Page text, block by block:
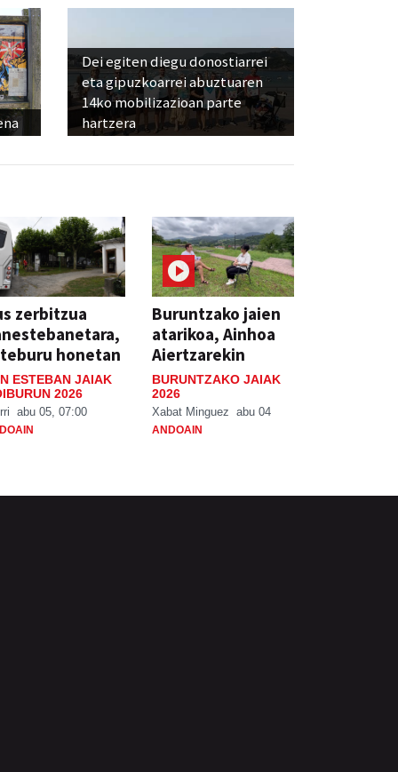
Dei egiten diegu donostiarrei
eta gipuzkoarrei abuztuaren
14ko mobilizazioan parte
hartzera
zerbitzua
honetan
ESTEBAN JAIAK
2026
abu 05, 07:00
Buruntzako jaien
atarikoa, Ainhoa
Aiertzarekin
BURUNTZAKO JAIAK
2026
Xabat Minguez abu 04
ANDOAIN